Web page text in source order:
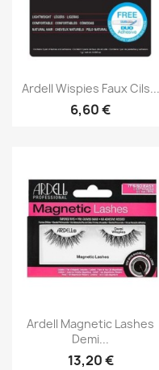
Aperçu rapide
Ardell Wispies Faux Cils...
6,60 €
Aperçu rapide
Ardell Magnetic Lashes
Demi...
13,20 €